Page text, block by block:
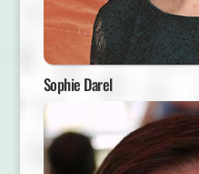
Sophie Darel